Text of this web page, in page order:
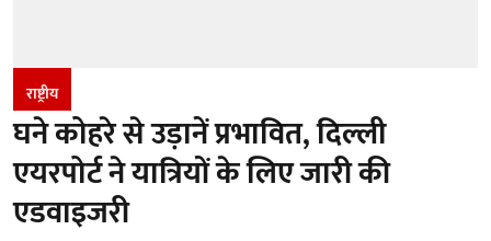
राष्ट्रीय
घने कोहरे से उड़ानें प्रभावित, दिल्ली
एयरपोर्ट ने यात्रियों के लिए जारी की
एडवाइजरी